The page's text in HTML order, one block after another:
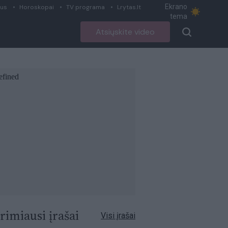
Horoskopai TV programa Lrytas.lt
Ekrano
tema
Atsiųskite video
įrašai Visi įrašai